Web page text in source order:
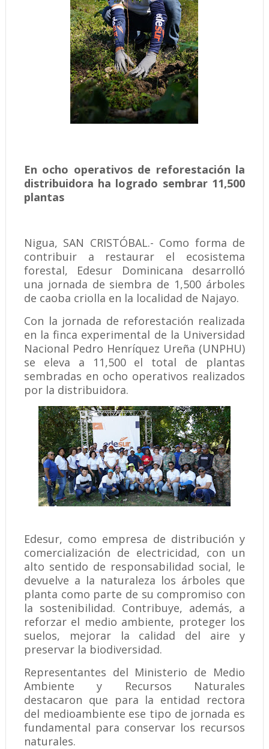
En ocho operativos de reforestación la
distribuidora ha logrado sembrar 11,500
plantas
Nigua, SAN CRISTÓBAL.- Como forma de
contribuir a restaurar el ecosistema
forestal, Edesur Dominicana desarrolló
una jornada de siembra de 1,500 árboles
de caoba criolla en la localidad de Najayo.
Con la jornada de reforestación realizada
en la finca experimental de la Universidad
Nacional Pedro Henríquez Ureña (UNPHU)
se eleva a 11,500 el total de plantas
sembradas en ocho operativos realizados
por la distribuidora.
Edesur, como empresa de distribución y
comercialización de electricidad, con un
alto sentido de responsabilidad social, le
devuelve a la naturaleza los árboles que
planta como parte de su compromiso con
la sostenibilidad. Contribuye, además, a
reforzar el medio ambiente, proteger los
suelos, mejorar la calidad del aire y
preservar la biodiversidad.
Representantes del Ministerio de Medio
Ambiente y Recursos Naturales
destacaron que para la entidad rectora
del medioambiente ese tipo de jornada es
fundamental para conservar los recursos
naturales.